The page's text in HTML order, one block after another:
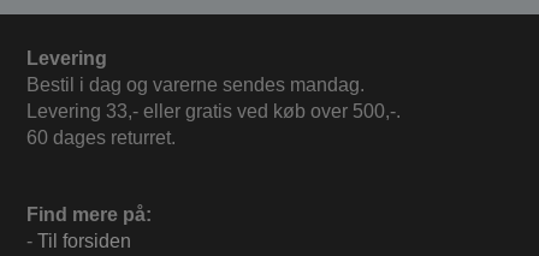
Levering
Bestil i dag og varerne sendes mandag.
Levering 33,- eller gratis ved køb over 500,-.
60 dages returret.
Find mere på:
- Til forsiden